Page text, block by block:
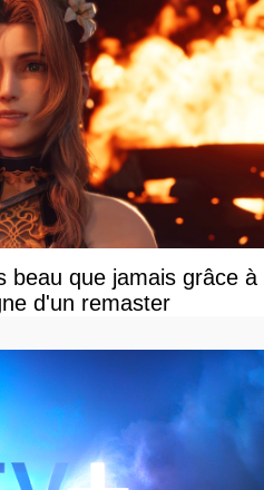
beau que jamais grâce à
d'un remaster